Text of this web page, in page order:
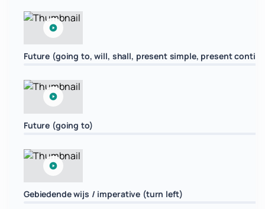
Future (going to, will, shall, present simple, present
Future (going to)
Gebiedende wijs / imperative (turn left)